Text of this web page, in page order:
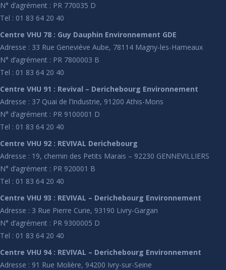
N° d’agrément : PR 770035 D
Tel : 01 83 64 20 40
Centre VHU 78 : Guy Dauphin Environnement GDE
Adresse : 33 Rue Geneviève Aube, 78114 Magny-les-Hameaux
N° d’agrément : PR 7800003 B
Tel : 01 83 64 20 40
Centre VHU 91 : Revival – Derichebourg Environnement
Adresse : 37 Quai de l’Industrie, 91200 Athis-Mons
N° d’agrément : PR 9100001 D
Tel : 01 83 64 20 40
Centre VHU 92 : REVIVAL Derichebourg
Adresse : 19, chemin des Petits Marais – 92230 GENNEVILLIERS
N° d’agrément : PR 920001 B
Tel : 01 83 64 20 40
Centre VHU 93 : REVIVAL – Derichebourg Environnement
Adresse : 3 Rue Pierre Curie, 93190 Livry-Gargan
N° d’agrément : PR 9300005 D
Tel : 01 83 64 20 40
Centre VHU 94 : REVIVAL – Derichebourg Environnement
Adresse : 91 Rue Molière, 94200 Ivry-sur-Seine